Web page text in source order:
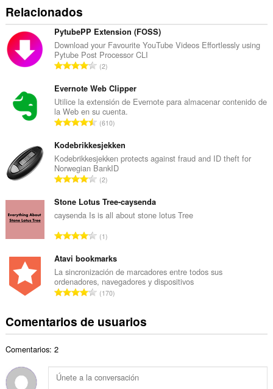
Relacionados
PytubePP Extension (FOSS)
Download your Favourite YouTube Videos Effortlessly using
Pytube Post Processor CLI
N
m
e
r
o
o
t
a
d
e
u
t
u
a
c
o
n
:
2
Evernote Web Clipper
Utilice la extensión de Evernote para almacenar contenido de
la Web en su cuenta.
N
m
e
r
o
o
t
a
d
e
p
u
t
u
i
o
610
Kodebrikkesjekken
Kodebrikkesjekken protects against fraud and ID theft for
Norwegian BankID
N
m
e
o
o
t
a
e
p
t
2
Stone Lotus Tree-caysenda
caysenda Is is all about stone lotus Tree
N
m
e
r
o
o
t
d
e
1
Atavi bookmarks
La sincronización de marcadores entre todos sus
ordenadores, navegadores y dispositivos
N
e
t
o
170
Comentarios de usuarios
Comentarios: 2